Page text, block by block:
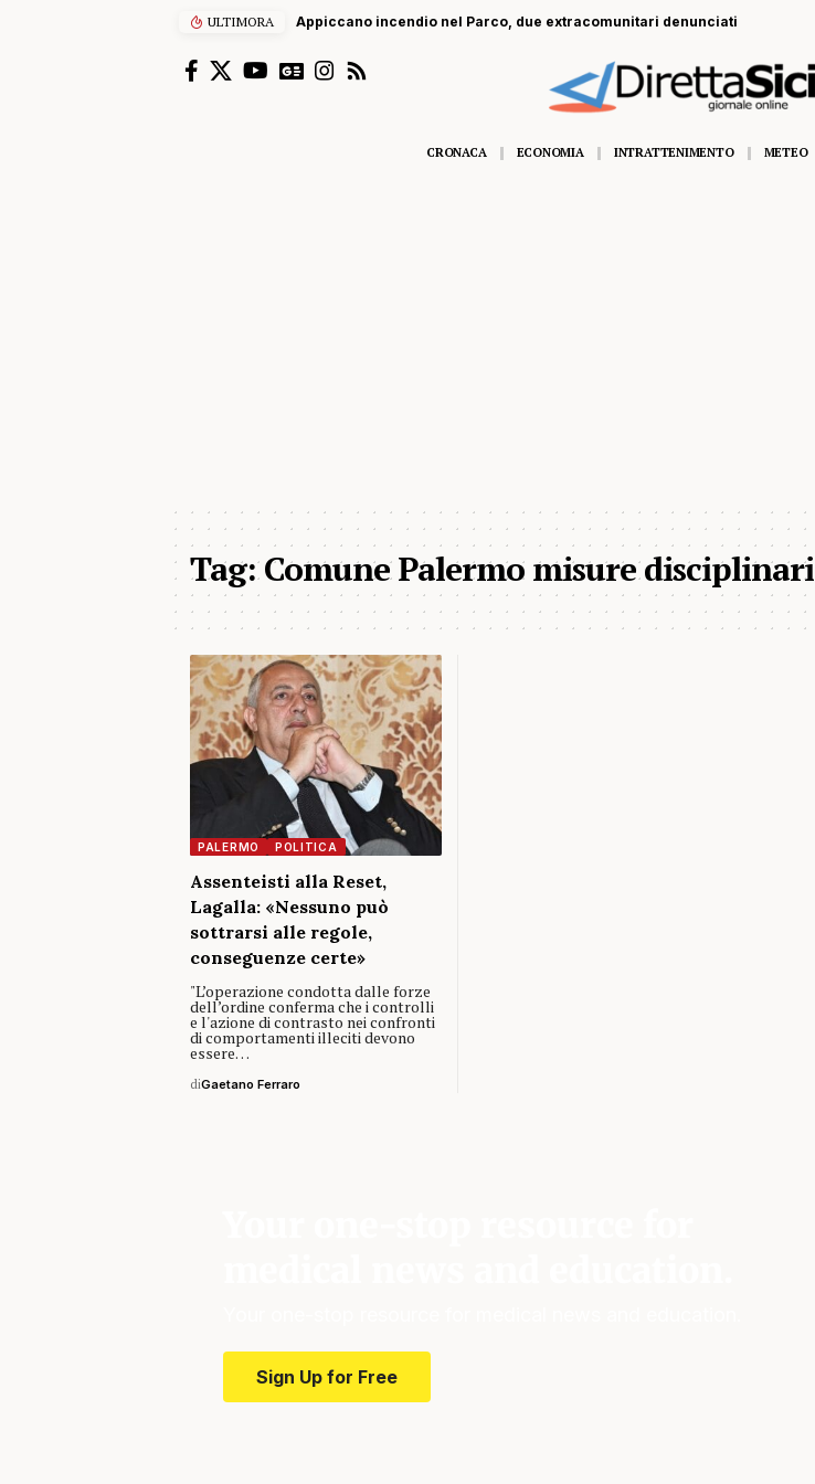
ULTIMORA Appiccano incendio nel Parco, due extracomunitari denunciati
CRONACA ECONOMIA INTRATTENIMENTO METEO
Tag:Comune Palermo misure disciplinari
PALERMO POLITICA
Assenteisti alla Reset,
Lagalla: «Nessuno può
sottrarsi alle regole,
conseguenze certe»
"L’operazione condotta dalle forze
dell’ordine conferma che i controlli
e l'azione di contrasto nei confronti
di comportamenti illeciti devono
essere…
diGaetano Ferraro
Sign Up for Free